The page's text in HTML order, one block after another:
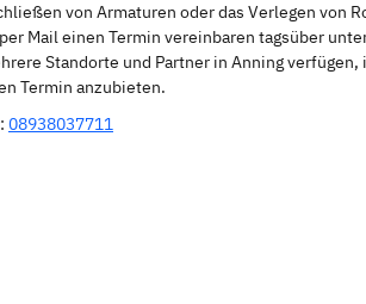
von Armaturen oder das Verlegen von
Mail einen Termin vereinbaren tagsüber
Standorte und Partner in Anning verfügen,
Termin anzubieten.
08938037711